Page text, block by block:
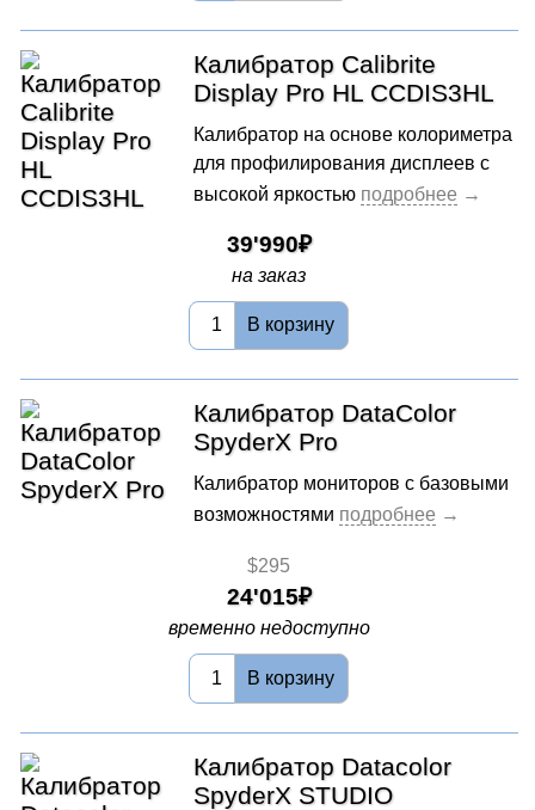
Калибратор Calibrite
Display Pro HL CCDIS3HL
Калибратор на основе колориметра
для профилирования дисплеев с
высокой яркостью
39'990
на заказ
В корзину
Калибратор DataColor
SpyderX Pro
Калибратор мониторов с базовыми
возможностями
$295
24'015
временно недоступно
В корзину
Калибратор Datacolor
SpyderX STUDIO